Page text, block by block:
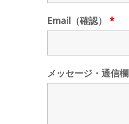
Email（確認） *
メッセージ・通信欄